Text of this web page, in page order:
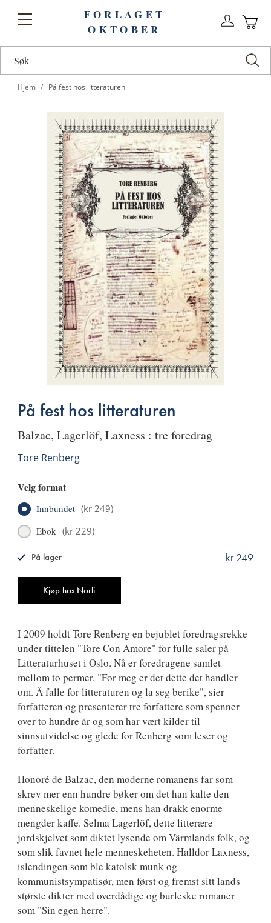
Toggle
FORLAGET
OKTOBER
Hjem På fest hos litteraturen
På fest hos litteraturen
Balzac, Lagerlöf, Laxness : tre foredrag
Tore Renberg
Velg format
Innbundet (kr 249)
Ebok (kr 229)
Kjøp hos Norli
kr 249
På lager
I 2009 holdt Tore Renberg en bejublet foredragsrekke
under tittelen "Tore Con Amore" for fulle saler på
Litteraturhuset i Oslo. Nå er foredragene samlet
mellom to permer. "For meg er det dette det handler
om. Å falle for litteraturen og la seg berike", sier
forfatteren og presenterer tre forfattere som spenner
over to hundre år og som har vært kilder til
sinnsutvidelse og glede for Renberg som leser og
forfatter.
Honoré de Balzac, den moderne romanens far som
skrev mer enn hundre bøker om det han kalte den
menneskelige komedie, mens han drakk enorme
mengder kaffe. Selma Lagerlöf, dette litterære
jordskjelvet som diktet lysende om Värmlands folk, og
som slik favnet hele menneskeheten. Halldor Laxness,
islendingen som ble katolsk munk og
kommunistsympatisør, men først og fremst sitt lands
største dikter med overdådige og burleske romaner
som "Sin egen herre".